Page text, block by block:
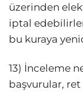
üzerinden
iptal
bu kuraya
13) İnceleme
başvurular,